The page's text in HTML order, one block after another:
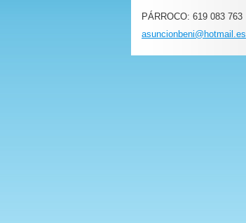
PÁRROCO: 619 083 763
asuncionbeni@hotmail.es